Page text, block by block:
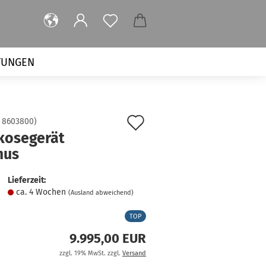
8603800)
Lieferzeit:
ca. 4 Wochen (Ausland abweichend)
TOP
9.995,00 EUR
zzgl. 19% MwSt. zzgl. Versand